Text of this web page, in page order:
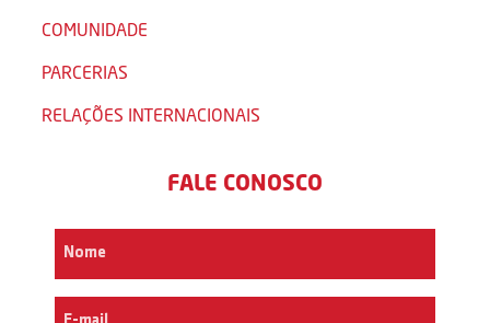
COMUNIDADE
PARCERIAS
RELAÇÕES INTERNACIONAIS
FALE CONOSCO